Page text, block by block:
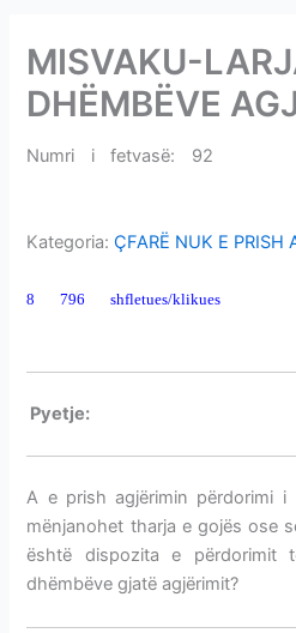
MISVAKU-
DHËMBËVE
Numri i fetvasë: 92
Kategoria:ÇFARË NUK E PRISH
8 796 shfletues/klikues
Pyetje:
A e prish agjërimin përdorimi
mënjanohet tharja e gojës ose
është dispozita e përdorimit
dhëmbëve gjatë agjërimit?
i